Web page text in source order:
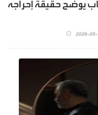
يوضح حقيقة إحراجه
2026-05-